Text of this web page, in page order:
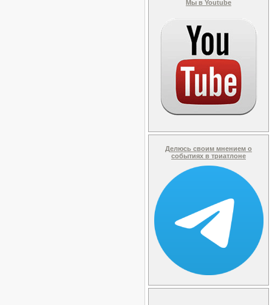
Мы в Youtube
Делюсь своим мнением о
событиях в триатлоне